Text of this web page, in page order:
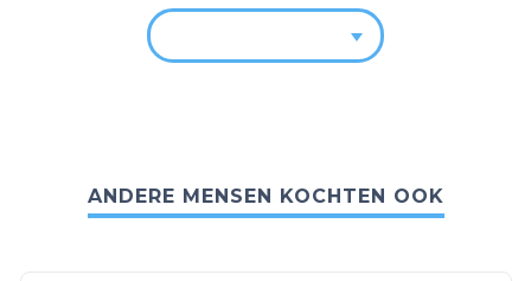
ANDERE MENSEN KOCHTEN OOK